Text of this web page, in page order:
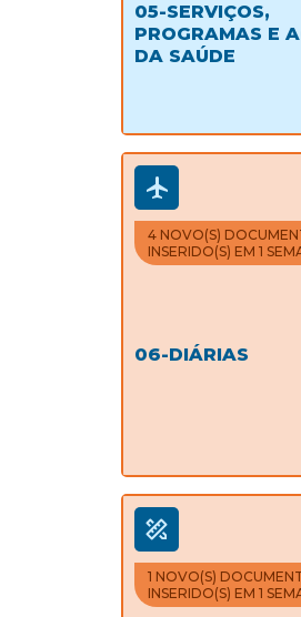
05-SERVIÇOS,
PROGRAMAS E
DA SAÚDE
4 NOVO(S)
INSERIDO(S) EM 1
06-DIÁRIAS
1 NOVO(S)
INSERIDO(S) EM 1